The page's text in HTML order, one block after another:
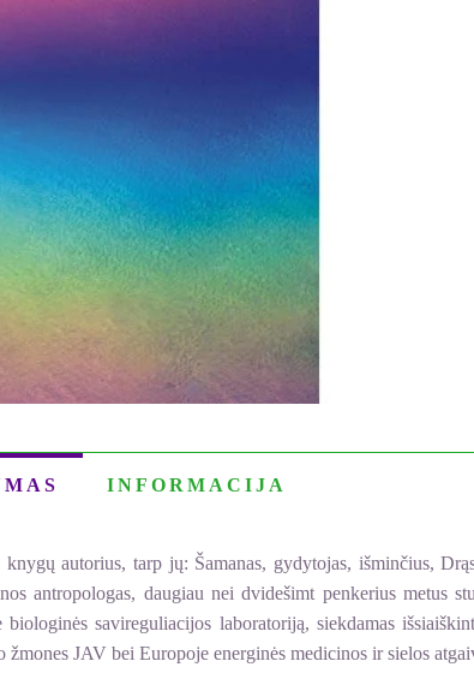
INFORMACIJA
autorius, tarp jų: Šamanas, gydytojas, išminčius,
antropologas, daugiau nei dvidešimt penkerius metus
biologinės savireguliacijos laboratoriją, siekdamas
JAV bei Europoje energinės medicinos ir sielos